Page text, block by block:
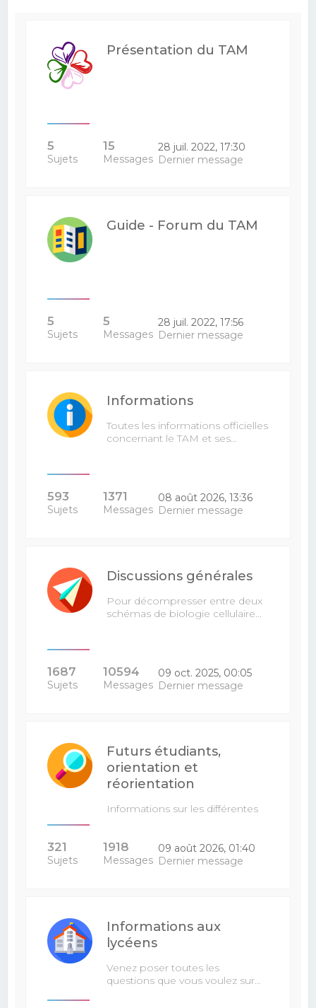
Présentation du TAM
5
Sujets
15
Messages
28 juil. 2022, 17:30
Dernier message
Guide - Forum du TAM
5
Sujets
5
Messages
28 juil. 2022, 17:56
Dernier message
Informations
Toutes les informations officielles
concernant le TAM et ses…
593
Sujets
1371
Messages
08 août 2026, 13:36
Dernier message
Discussions générales
Pour décompresser entre deux
schémas de biologie cellulaire...
1687
Sujets
10594
Messages
09 oct. 2025, 00:05
Dernier message
Futurs étudiants,
orientation et
réorientation
Informations sur les différentes
321
Sujets
1918
Messages
09 août 2026, 01:40
Dernier message
Informations aux
lycéens
Venez poser toutes les
questions que vous voulez sur…